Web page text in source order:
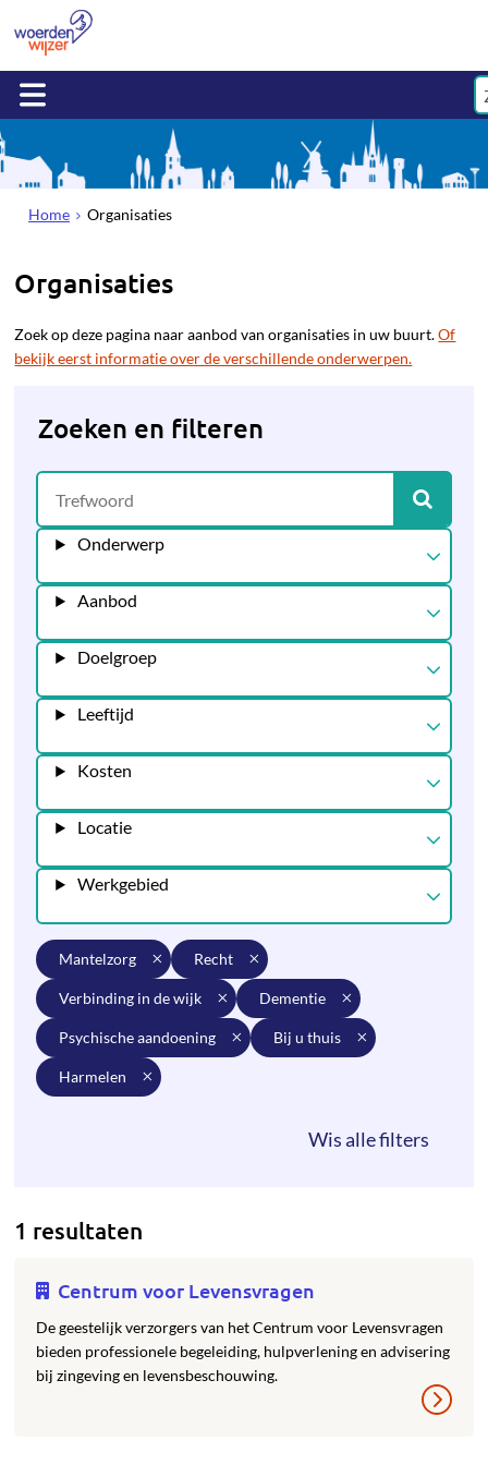
Home Organisaties
Organisaties
Zoek op deze pagina naar aanbod van organisaties in uw buurt.Of
bekijk eerst informatie over de verschillende onderwerpen.
Zoeken en filteren
Onderwerp
Aanbod
Doelgroep
Leeftijd
Kosten
Locatie
Werkgebied
mantelzorg recht
verbinding in de wijk dementie
psychische aandoening bij u thuis
harmelen
1 resultaten
Centrum voor Levensvragen
De geestelijk verzorgers van het Centrum voor Levensvragen
bieden professionele begeleiding, hulpverlening en advisering
bij zingeving en levensbeschouwing.